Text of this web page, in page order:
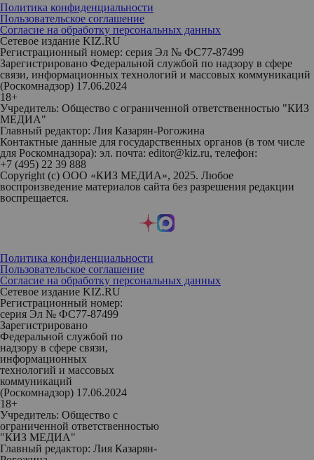
Политика конфиденциальности
Пользовательское соглашение
Согласие на обработку персональных данных
Сетевое издание KIZ.RU
Регистрационный номер: серия Эл № ФС77-87499
Зарегистрировано Федеральной службой по надзору в сфере
связи, информационных технологий и массовых коммуникаций
(Роскомнадзор) 17.06.2024
18+
Учредитель: Общество с ограниченной ответственностью "КИЗ
МЕДИА"
Главный редактор: Лия Казарян-Рогожина
Контактные данные для государственных органов (в том числе
для Роскомнадзора): эл. почта: editor@kiz.ru, телефон:
+7 (495) 22 39 888
Copyright (с) ООО «КИЗ МЕДИА», 2025. Любое
воспроизведение материалов сайта без разрешения редакции
воспрещается.
Политика конфиденциальности
Пользовательское соглашение
Согласие на обработку персональных данных
Сетевое издание KIZ.RU
Регистрационный номер:
серия Эл № ФС77-87499
Зарегистрировано
Федеральной службой по
надзору в сфере связи,
информационных
технологий и массовых
коммуникаций
(Роскомнадзор) 17.06.2024
18+
Учредитель: Общество с
ограниченной ответственностью
"КИЗ МЕДИА"
Главный редактор: Лия Казарян-